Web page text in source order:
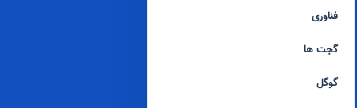
فناوری
گجت ها
گوگل